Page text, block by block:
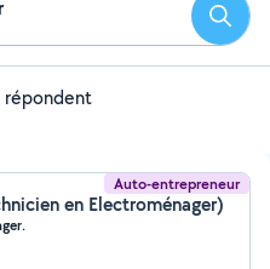
répondent
Auto-entrepreneur
en Electroménager)